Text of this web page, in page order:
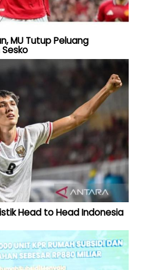
MU Tutup Peluang
Head to Head Indonesia